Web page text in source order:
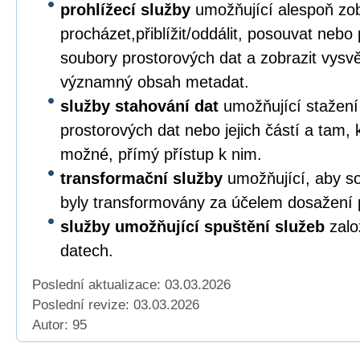
prohlížecí služby umožňující alespoň
procházet,přiblížit/oddálit, posouvat nebo
soubory prostorových dat a zobrazit
významný obsah metadat.
služby stahování dat umožňující
prostorových dat nebo jejich částí a tam,
možné, přímý přístup k nim.
transformační služby umožňující, aby
byly transformovány za účelem dosažení
služby umožňující spuštění služeb
datech.
Poslední aktualizace: 03.03.2026
Poslední revize: 03.03.2026
Autor: 95